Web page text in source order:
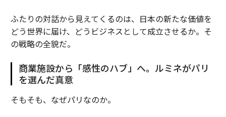
ふたりの対話から見えてくるのは、日本の新たな価値を
どう世界に届け、どうビジネスとして成立させるか。そ
の戦略の全貌だ。
商業施設から「感性のハブ」へ。ルミネがパリ
を選んだ真意
そもそも、なぜパリなのか。